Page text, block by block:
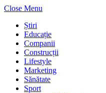
Close Menu
Știri
Educație
Companii
Construcții
Lifestyle
Marketing
Sănătate
Sport